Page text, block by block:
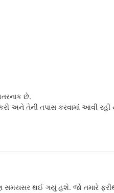
છે.
અને તેની તપાસ કરવામાં આવી રહી
થઈ ગયું હશે. જો તમારે